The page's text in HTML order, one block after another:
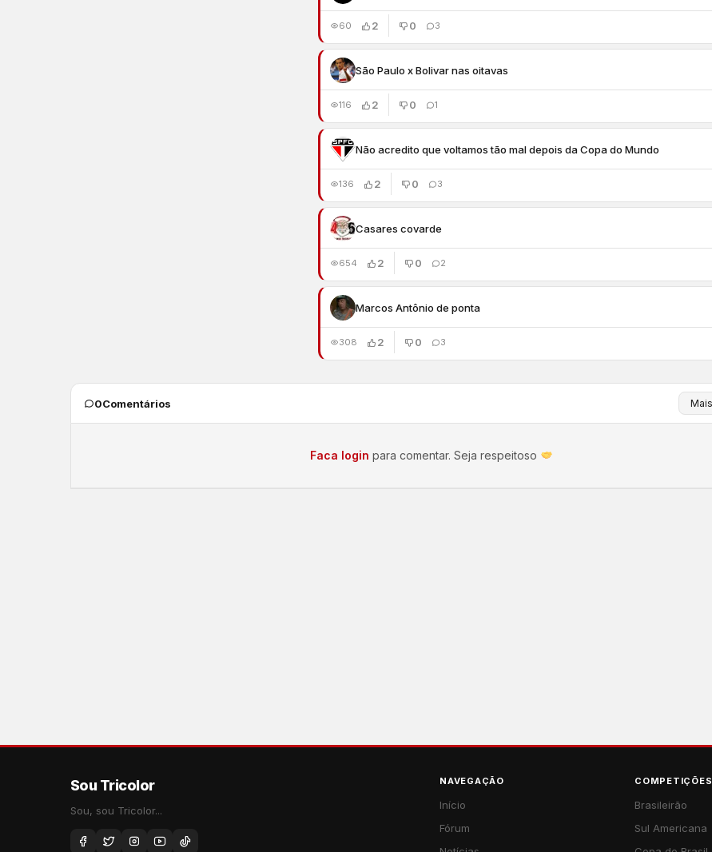
60 2 0 3
São Paulo x Bolivar nas oitavas
116 2 0 1
Não acredito que voltamos tão mal depois da Copa do Mundo
136 2 0 3
Casares covarde
654 2 0 2
Marcos Antônio de ponta
308 2 0 3
0Comentários
Faca login para comentar. Seja respeitoso
Sou Tricolor
Sou, sou Tricolor...
NAVEGAÇÃO
Início
Fórum
COMPETIÇÕES
Brasileirão
Sul Americana